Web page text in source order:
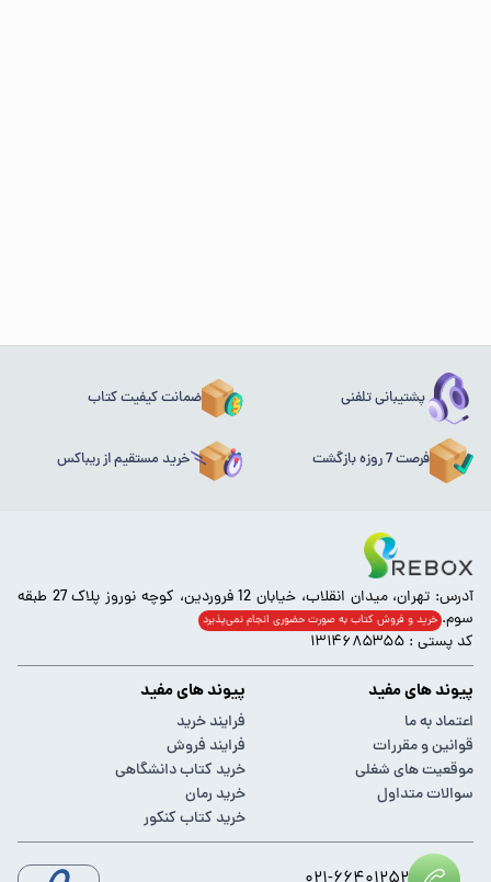
پشتیبانی تلفنی ضمانت کیفیت کتاب
فرصت 7 روزه بازگشت خرید مستقیم از ریباکس
آدرس: تهران، میدان انقلاب، خیابان 12 فروردین، کوچه نوروز پلاک 27 طبقه
سوم. خرید و فروش کتاب به صورت حضوری انجام‌ نمی‌پذیرد
کد پستی : ۱۳۱۴۶۸۵۳۵۵
پیوند های مفید
اعتماد به ما
قوانین و مقررات
موقعیت های شغلی
سوالات متداول
پیوند های مفید
فرایند خرید
فرایند فروش
خرید کتاب دانشگاهی
خرید رمان
خرید کتاب کنکور